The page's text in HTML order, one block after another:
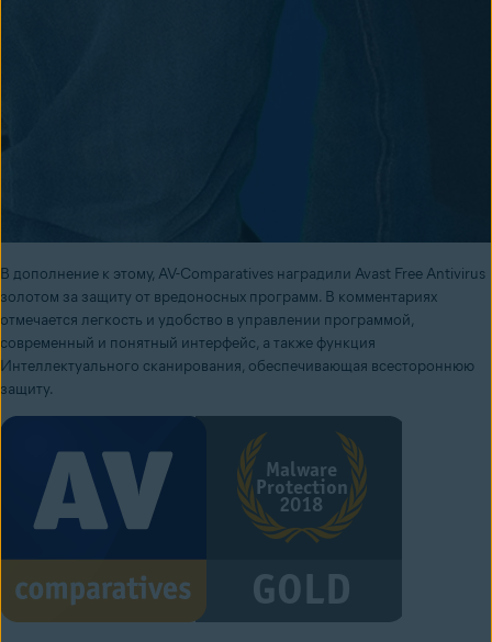
В дополнение к этому, AV-Comparatives наградили Avast Free Antivirus
золотом за защиту от вредоносных программ. В комментариях
отмечается легкость и удобство в управлении программой,
современный и понятный интерфейс, а также функция
Интеллектуального сканирования, обеспечивающая всестороннюю
защиту.